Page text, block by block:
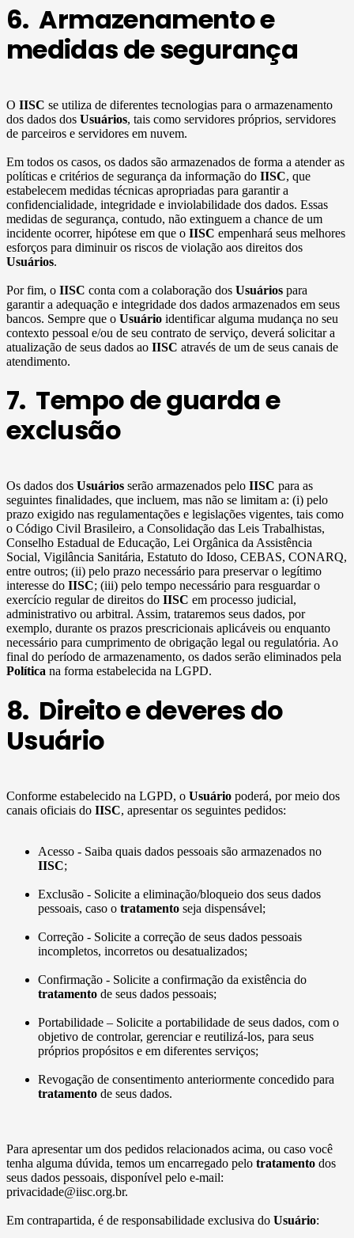
6. Armazenamento e
medidas de segurança
O IISC se utiliza de diferentes tecnologias para o armazenamento
dos dados dos Usuários, tais como servidores próprios, servidores
de parceiros e servidores em nuvem.
Em todos os casos, os dados são armazenados de forma a atender as
políticas e critérios de segurança da informação do IISC, que
estabelecem medidas técnicas apropriadas para garantir a
confidencialidade, integridade e inviolabilidade dos dados. Essas
medidas de segurança, contudo, não extinguem a chance de um
incidente ocorrer, hipótese em que o IISC empenhará seus melhores
esforços para diminuir os riscos de violação aos direitos dos
Usuários.
Por fim, o IISC conta com a colaboração dos Usuários para
garantir a adequação e integridade dos dados armazenados em seus
bancos. Sempre que o Usuário identificar alguma mudança no seu
contexto pessoal e/ou de seu contrato de serviço, deverá solicitar a
atualização de seus dados ao IISC através de um de seus canais de
atendimento.
7. Tempo de guarda e
exclusão
Os dados dos Usuários serão armazenados pelo IISC para as
seguintes finalidades, que incluem, mas não se limitam a: (i) pelo
prazo exigido nas regulamentações e legislações vigentes, tais como
o Código Civil Brasileiro, a Consolidação das Leis Trabalhistas,
Conselho Estadual de Educação, Lei Orgânica da Assistência
Social, Vigilância Sanitária, Estatuto do Idoso, CEBAS, CONARQ,
entre outros; (ii) pelo prazo necessário para preservar o legítimo
interesse do IISC; (iii) pelo tempo necessário para resguardar o
exercício regular de direitos do IISC em processo judicial,
administrativo ou arbitral. Assim, trataremos seus dados, por
exemplo, durante os prazos prescricionais aplicáveis ou enquanto
necessário para cumprimento de obrigação legal ou regulatória. Ao
final do período de armazenamento, os dados serão eliminados pela
Política na forma estabelecida na LGPD.
8. Direito e deveres do
Usuário
Conforme estabelecido na LGPD, o Usuário poderá, por meio dos
canais oficiais do IISC, apresentar os seguintes pedidos:
Acesso - Saiba quais dados pessoais são armazenados no
IISC;
Exclusão - Solicite a eliminação/bloqueio dos seus dados
pessoais, caso o tratamento seja dispensável;
Correção - Solicite a correção de seus dados pessoais
incompletos, incorretos ou desatualizados;
Confirmação - Solicite a confirmação da existência do
tratamento de seus dados pessoais;
Portabilidade – Solicite a portabilidade de seus dados, com o
objetivo de controlar, gerenciar e reutilizá-los, para seus
próprios propósitos e em diferentes serviços;
Revogação de consentimento anteriormente concedido para
tratamento de seus dados.
Para apresentar um dos pedidos relacionados acima, ou caso você
tenha alguma dúvida, temos um encarregado pelo tratamento dos
seus dados pessoais, disponível pelo e-mail:
privacidade@iisc.org.br.
Em contrapartida, é de responsabilidade exclusiva do Usuário: